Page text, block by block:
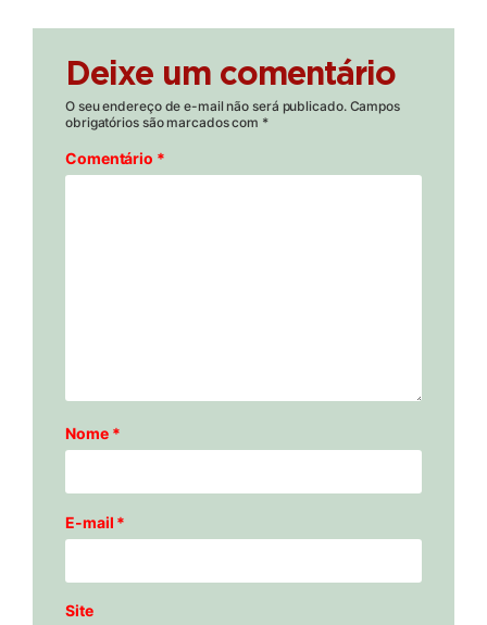
Deixe um comentário
O seu endereço de e-mail não será publicado. Campos
obrigatórios são marcados com *
Comentário *
Nome *
E-mail *
Site